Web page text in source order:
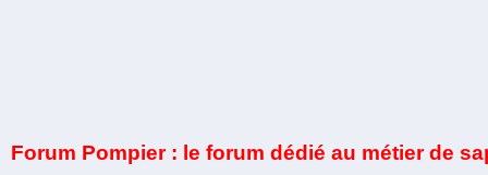
Forum Pompier : le forum dédié au métier de